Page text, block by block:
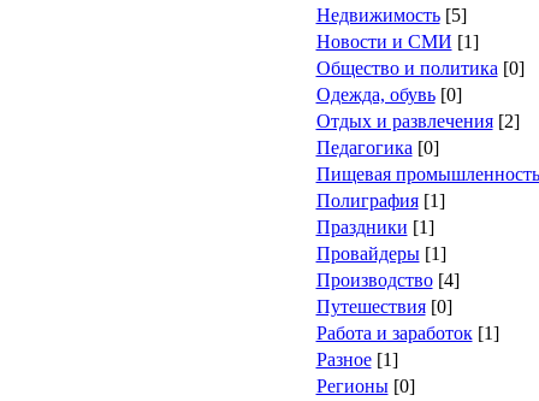
Недвижимость[5]
Новости и СМИ [1]
Общество и политика [0]
Одежда, обувь[0]
Отдых и развлечения[2]
Педагогика [0]
Пищевая промышленность
Полиграфия[1]
Праздники [1]
Провайдеры[1]
Производство[4]
Путешествия[0]
Работа и заработок[1]
Разное[1]
Регионы[0]